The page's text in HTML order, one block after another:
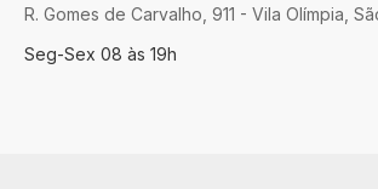
R. Gomes de Carvalho, 911 - Vila Olímpia,
Seg-Sex 08 às 19h